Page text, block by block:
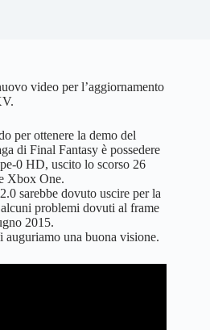
video per l’aggiornamento
per ottenere la demo del
di Final Fantasy è possedere
0 HD, uscito lo scorso 26
Xbox One.
sarebbe dovuto uscire per la
problemi dovuti al frame
2015.
una buona visione.